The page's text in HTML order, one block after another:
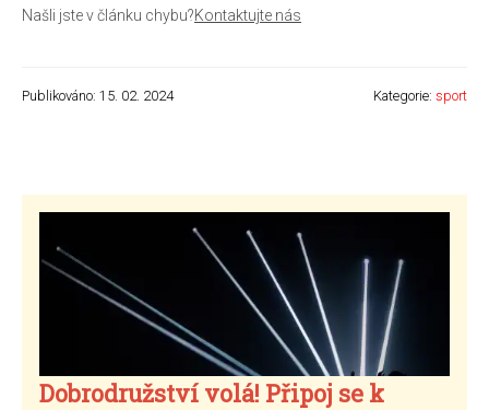
Našli jste v článku chybu?Kontaktujte nás
Publikováno: 15. 02. 2024 Kategorie: sport
Dobrodružství volá! Připoj se k